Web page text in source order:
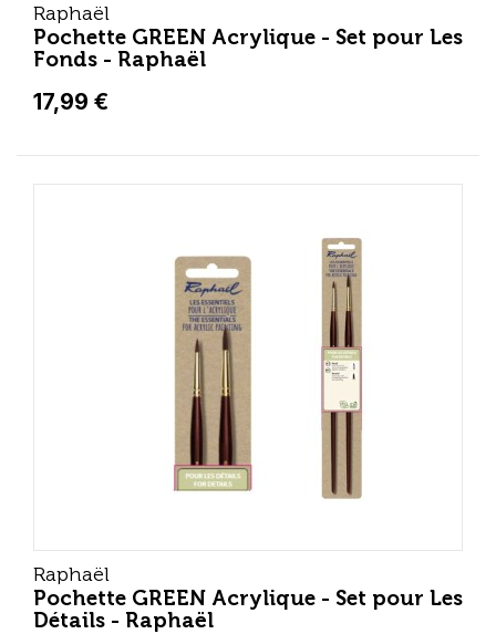
Raphaël
Pochette GREEN Acrylique - Set pour Les
Fonds - Raphaël
17,99 €
Raphaël
Pochette GREEN Acrylique - Set pour Les
Détails - Raphaël